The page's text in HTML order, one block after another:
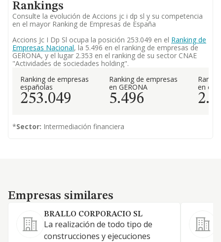
Rankings
Consulte la evolución de Accions jc i dp sl y su competencia
en el mayor Ranking de Empresas de España
Accions Jc I Dp Sl ocupa la posición 253.049 en el Ranking de
Empresas Nacional, la 5.496 en el ranking de empresas de
GERONA, y el lugar 2.353 en el ranking de su sector CNAE
"Actividades de sociedades holding".
Ranking de empresas
españolas
253.049
Ranking de empresas
en GERONA
5.496
en el
*Sector: Intermediación financiera
Empresas similares
Empresas similares
BRALLO CORPORACIO SL
La realización de todo tipo de
construcciones y ejecuciones